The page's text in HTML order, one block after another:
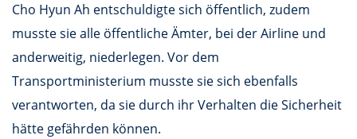
Cho Hyun Ah entschuldigte sich öffentlich, zudem
musste sie alle öffentliche Ämter, bei der Airline und
anderweitig, niederlegen. Vor dem
Transportministerium musste sie sich ebenfalls
verantworten, da sie durch ihr Verhalten die Sicherheit
hätte gefährden können.